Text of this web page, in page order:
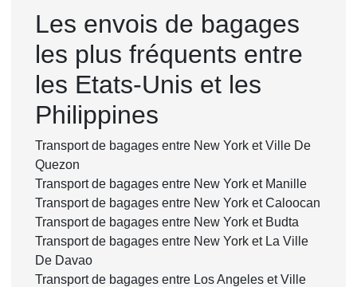
Les envois de bagages
les plus fréquents entre
les Etats-Unis et les
Philippines
Transport de bagages entre New York et Ville De
Quezon
Transport de bagages entre New York et Manille
Transport de bagages entre New York et Caloocan
Transport de bagages entre New York et Budta
Transport de bagages entre New York et La Ville
De Davao
Transport de bagages entre Los Angeles et Ville